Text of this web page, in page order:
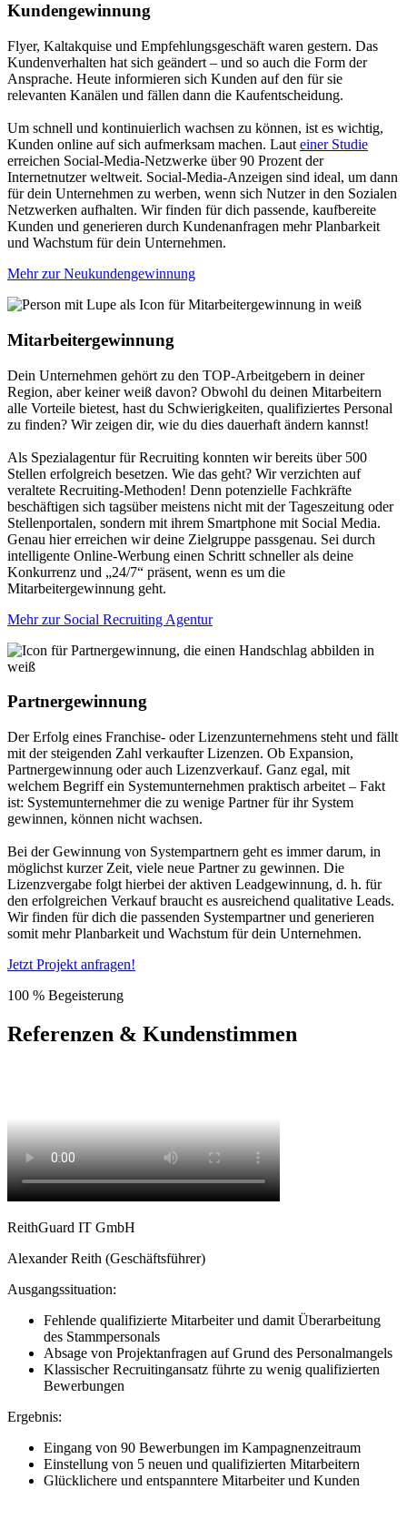
Kunden­gewinnung
Flyer, Kaltakquise und Empfehlungsgeschäft waren gestern. Das
Kundenverhalten hat sich geändert – und so auch die Form der
Ansprache. Heute informieren sich Kunden auf den für sie
relevanten Kanälen und fällen dann die Kaufentscheidung.
Um schnell und kontinuierlich wachsen zu können, ist es wichtig,
Kunden online auf sich aufmerksam machen. Laut einer Studie
erreichen Social-Media-Netzwerke über 90 Prozent der
Internetnutzer weltweit. Social-Media-Anzeigen sind ideal, um dann
für dein Unternehmen zu werben, wenn sich Nutzer in den Sozialen
Netzwerken aufhalten. Wir finden für dich passende, kaufbereite
Kunden und generieren durch Kundenanfragen mehr Planbarkeit
und Wachstum für dein Unternehmen.
Mehr zur Neukundengewinnung
Mitarbeiter­gewinnung
Dein Unternehmen gehört zu den TOP-Arbeitgebern in deiner
Region, aber keiner weiß davon? Obwohl du deinen Mitarbeitern
alle Vorteile bietest, hast du Schwierigkeiten, qualifiziertes Personal
zu finden? Wir zeigen dir, wie du dies dauerhaft ändern kannst!
Als Spezialagentur für Recruiting konnten wir bereits über 500
Stellen erfolgreich besetzen. Wie das geht? Wir verzichten auf
veraltete Recruiting-Methoden! Denn potenzielle Fachkräfte
beschäftigen sich tagsüber meistens nicht mit der Tageszeitung oder
Stellenportalen, sondern mit ihrem Smartphone mit Social Media.
Genau hier erreichen wir deine Zielgruppe passgenau. Sei durch
intelligente Online-Werbung einen Schritt schneller als deine
Konkurrenz und „24/7“ präsent, wenn es um die
Mitarbeitergewinnung geht.
Mehr zur Social Recruiting Agentur
Partner­gewinnung
Der Erfolg eines Franchise- oder Lizenzunternehmens steht und fällt
mit der steigenden Zahl verkaufter Lizenzen. Ob Expansion,
Partnergewinnung oder auch Lizenzverkauf. Ganz egal, mit
welchem Begriff ein Systemunternehmen praktisch arbeitet – Fakt
ist: Systemunternehmer die zu wenige Partner für ihr System
gewinnen, können nicht wachsen.
Bei der Gewinnung von Systempartnern geht es immer darum, in
möglichst kurzer Zeit, viele neue Partner zu gewinnen. Die
Lizenzvergabe folgt hierbei der aktiven Leadgewinnung, d. h. für
den erfolgreichen Verkauf braucht es ausreichend qualitative Leads.
Wir finden für dich die passenden Systempartner und generieren
somit mehr Planbarkeit und Wachstum für dein Unternehmen.
Jetzt Projekt anfragen!
100 % Begeisterung
Referenzen & Kundenstimmen
ReithGuard IT GmbH
Alexander Reith (Geschäftsführer)
Ausgangssituation:
Fehlende qualifizierte Mitarbeiter und damit Überarbeitung
des Stammpersonals
Absage von Projektanfragen auf Grund des Personalmangels
Klassischer Recruitingansatz führte zu wenig qualifizierten
Bewerbungen
Ergebnis:
Eingang von 90 Bewerbungen im Kampagnenzeitraum
Einstellung von 5 neuen und qualifizierten Mitarbeitern
Glücklichere und entspanntere Mitarbeiter und Kunden